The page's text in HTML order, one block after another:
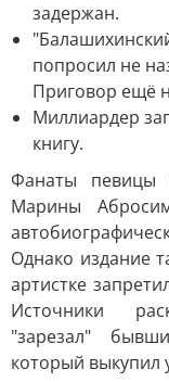
задержан.
попросил не
Приговор ещё
Миллиардер
книгу.
Фанаты певицы
Марины
Однако издание
артистке
Источники
"зарезал"
который выкупил